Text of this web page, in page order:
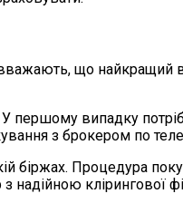
що найкращий
першому випадку
з брокером по
біржах. Процедура
з надійною клірингової